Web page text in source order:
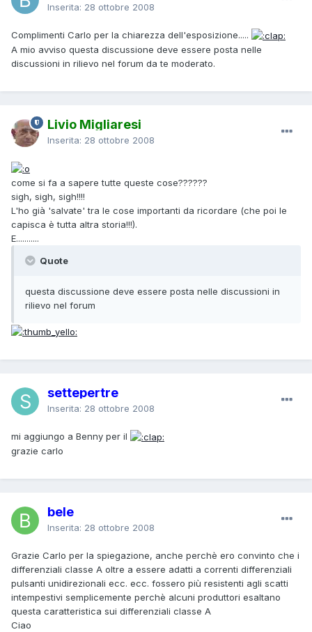
Inserita: 28 ottobre 2008
Complimenti Carlo per la chiarezza dell'esposizione.....
A mio avviso questa discussione deve essere posta nelle
discussioni in rilievo nel forum da te moderato.
Livio Migliaresi
Inserita: 28 ottobre 2008
come si fa a sapere tutte queste cose??????
sigh, sigh, sigh!!!!
L'ho già 'salvate' tra le cose importanti da ricordare (che poi le
capisca è tutta altra storia!!!).
E...........
Quote
questa discussione deve essere posta nelle discussioni in
rilievo nel forum
settepertre
Inserita: 28 ottobre 2008
mi aggiungo a Benny per il
grazie carlo
bele
Inserita: 28 ottobre 2008
Grazie Carlo per la spiegazione, anche perchè ero convinto che i
differenziali classe A oltre a essere adatti a correnti differenziali
pulsanti unidirezionali ecc. ecc. fossero più resistenti agli scatti
intempestivi semplicemente perchè alcuni produttori esaltano
questa caratteristica sui differenziali classe A
Ciao